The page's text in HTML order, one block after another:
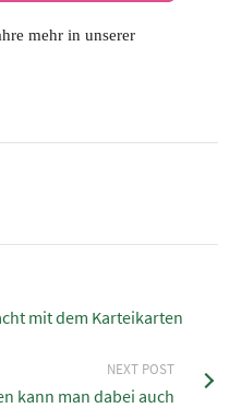
mehr in unserer
mit dem Karteikarten
NEXT POST
kann man dabei auch